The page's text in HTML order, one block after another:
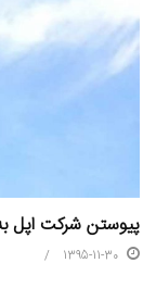
پیوستن شرکت اپل
1395-11-30